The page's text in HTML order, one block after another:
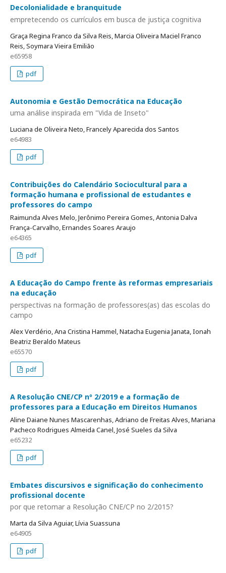
Decolonialidade e branquitude
empretecendo os currículos em busca de justiça cognitiva
Graça Regina Franco da Silva Reis, Marcia Oliveira Maciel Franco
Reis, Soymara Vieira Emilião
e65958
pdf
Autonomia e Gestão Democrática na Educação
uma análise inspirada em "Vida de Inseto"
Luciana de Oliveira Neto, Francely Aparecida dos Santos
e64983
pdf
Contribuições do Calendário Sociocultural para a
formação humana e profissional de estudantes e
professores do campo
Raimunda Alves Melo, Jerônimo Pereira Gomes, Antonia Dalva
França-Carvalho, Ernandes Soares Araujo
e64365
pdf
A Educação do Campo frente às reformas empresariais
na educação
perspectivas na formação de professores(as) das escolas do
campo
Alex Verdério, Ana Cristina Hammel, Natacha Eugenia Janata, Ionah
Beatriz Beraldo Mateus
e65570
pdf
A Resolução CNE/CP nº 2/2019 e a formação de
professores para a Educação em Direitos Humanos
Aline Daiane Nunes Mascarenhas, Adriano de Freitas Alves, Mariana
Pacheco Rodrigues Almeida Canel, José Sueles da Silva
e65232
pdf
Embates discursivos e significação do conhecimento
profissional docente
por que retomar a Resolução CNE/CP no 2/2015?
Marta da Silva Aguiar, Lívia Suassuna
e64905
pdf